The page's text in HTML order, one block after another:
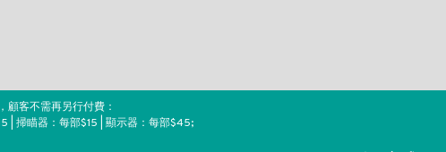
客不需再另行付費：
| 掃瞄器：每部$15 | 顯示器：每部$45;